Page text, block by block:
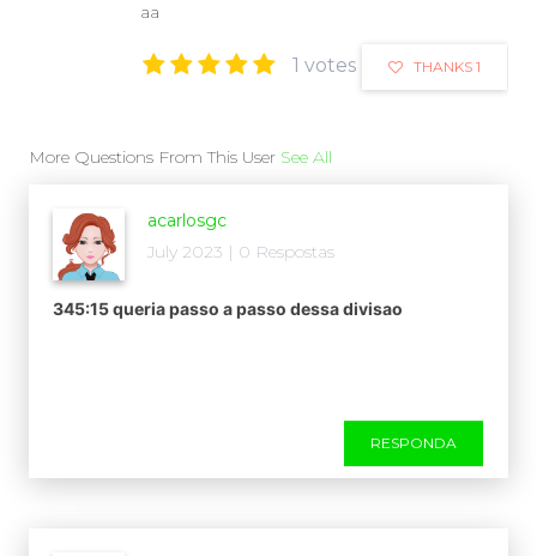
aa
1 votes THANKS 1
More Questions From This User See All
acarlosgc
July 2023 | 0 Respostas
345:15 queria passo a passo dessa divisao
RESPONDA